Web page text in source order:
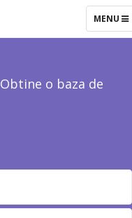
TOGGLE
MENU
Obtine o baza de